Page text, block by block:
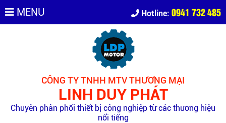
MENU Hotline: 0941 732 485
CÔNG TY TNHH MTV THƯƠNG MẠI
LINH DUY PHÁT
Chuyên phân phối thiết bị công nghiệp từ các thương hiệu
nổi tiếng